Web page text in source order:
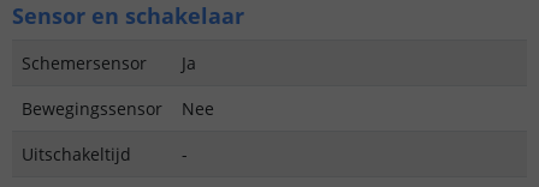
Sensor en schakelaar
Schemersensor
Ja
Bewegingssensor
Nee
Uitschakeltijd
-